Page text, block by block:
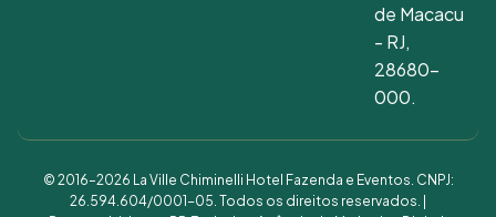
de Macacu
- RJ,
28680-
000.
© 2016–2026 La Ville Chiminelli Hotel Fazenda e Eventos. CNPJ:
26.594.604/0001-05. Todos os direitos reservados. |